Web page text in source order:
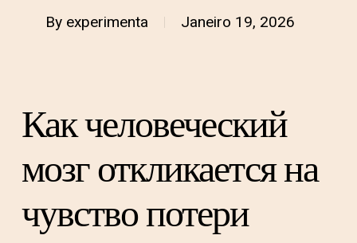
By experimenta Janeiro 19, 2026
Как человеческий
мозг откликается на
чувство потери